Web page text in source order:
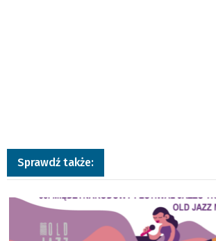
Sprawdź także:
a